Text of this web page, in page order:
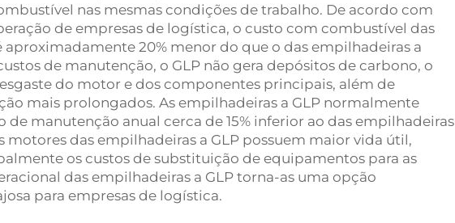
nas mesmas condições de trabalho. De acordo com
de empresas de logística, o custo com combustível das
aproximadamente 20% menor do que o das empilhadeiras a
de manutenção, o GLP não gera depósitos de carbono, o
do motor e dos componentes principais, além de
mais prolongados. As empilhadeiras a GLP normalmente
manutenção anual cerca de 15% inferior ao das empilhadeiras
motores das empilhadeiras a GLP possuem maior vida útil,
os custos de substituição de equipamentos para as
das empilhadeiras a GLP torna-as uma opção
para empresas de logística.